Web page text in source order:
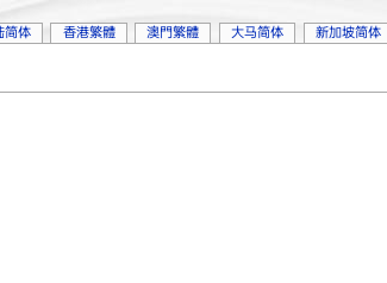
简体 香港繁體 澳門繁體 大马简体 新加坡简体